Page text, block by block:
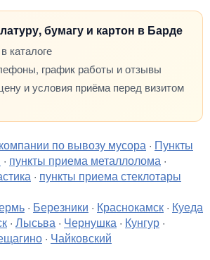
бумагу и картон в Барде
каталоге
график работы и отзывы
и условия приёма перед визитом
компании по вывозу мусора · Пункты
· пункты приема металлолома ·
· пункты приема стеклотары
· Березники · Краснокамск · Куеда
· Лысьва · Чернушка · Кунгур ·
· Чайковский